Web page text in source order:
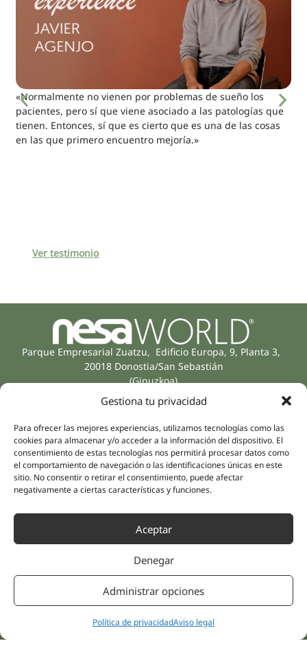
Gestiona tu privacidad
Para ofrecer las mejores experiencias, utilizamos tecnologías como las
cookies para almacenar y/o acceder a la información del dispositivo. El
consentimiento de estas tecnologías nos permitirá procesar datos como
el comportamiento de navegación o las identificaciones únicas en este
sitio. No consentir o retirar el consentimiento, puede afectar
negativamente a ciertas características y funciones.
Aceptar
Denegar
Administrar opciones
Política de privacidadAviso legal
«Normalmente no vienen por problemas de sueño los
pacientes, pero sí que viene asociado a las patologías que
tienen. Entonces, sí que es cierto que es una de las cosas
en las que primero encuentro mejoría.»
Ver testimonio
Parque Empresarial Zuatzu, Edificio Europa, 9, Planta 3,
20018 Donostia/San Sebastián
(Gipuzkoa)
Especialidades
Salud íntima
Sports
Salud mental
Neurología y dolor
Odontología
Medicina interna
Compañía
Equipo humano
Distribuidores
Partnerships
Evidencia científica
Enlaces rápidos
Tienda online
Tratamientos pacientes
Síguenos
Instagram
LinkedIn
Youtube
Facebook